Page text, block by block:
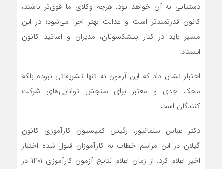
دستیابی به آن خواهد بود. هرچه وکلای ما قوی‌تر باشند،
کانون قدرتمندتر است و عدالت بهتر اجرا می‌شود؛ در این
مسیر باید در کنار پیشکسوتان، مدیران و اساتید کانون
ایستاد.
اختبار نشان داد که این آزمون نه تنها تشریفاتی نبوده بلکه
محک جدی و معتبر برای سنجش توانایی‌های شرکت
کنندگان است
دکتر عباس سلمانپور، رئیس کمیسیون کارآموزی کانون
گیلان در این مراسم خطاب به کارآموزان قبول شده اختبار
اخیر اعلام کرد: از زمان اعلام نتایج آزمون کارآموزی ۱۴۰۱ در